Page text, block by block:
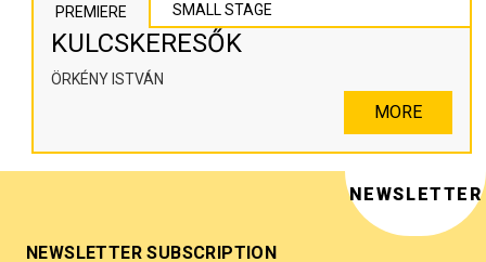
PREMIERE SMALL STAGE
KULCSKERESŐK
ÖRKÉNY ISTVÁN
MORE
NEWSLETTER
NEWSLETTER SUBSCRIPTION